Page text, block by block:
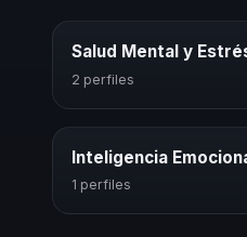
Salud Mental y
2 perfiles
Inteligencia
1 perfiles